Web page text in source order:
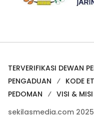
TERVERIFIKASI DEWAN
PENGADUAN
KODE
PEDOMAN
VISI & MISI
sekilasmedia.com 2025